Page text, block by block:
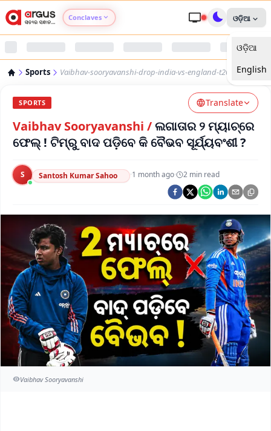
Conclaves
Argus Nari Shakti
Argus Health Connect
Argus Swaad Odisha
ଓଡ଼ିଆ
ଓଡ଼ିଆ
English
Sports Vaibhav-sooryavanshi-drop-india-vs-england-t20-selection
SPORTS Translate
Vaibhav Sooryavanshi /ଲଗାତାର ୨ ମ୍ୟାଚ୍‌ରେ
ଫେଲ୍ ! ଟିମ୍‌ରୁ ବାଦ ପଡ଼ିବେ କି ବୈଭବ ସୂର୍ଯ୍ୟବଂଶୀ ?
S Santosh Kumar Sahoo ·1 month ago· 2 min read
Vaibhav Sooryavanshi